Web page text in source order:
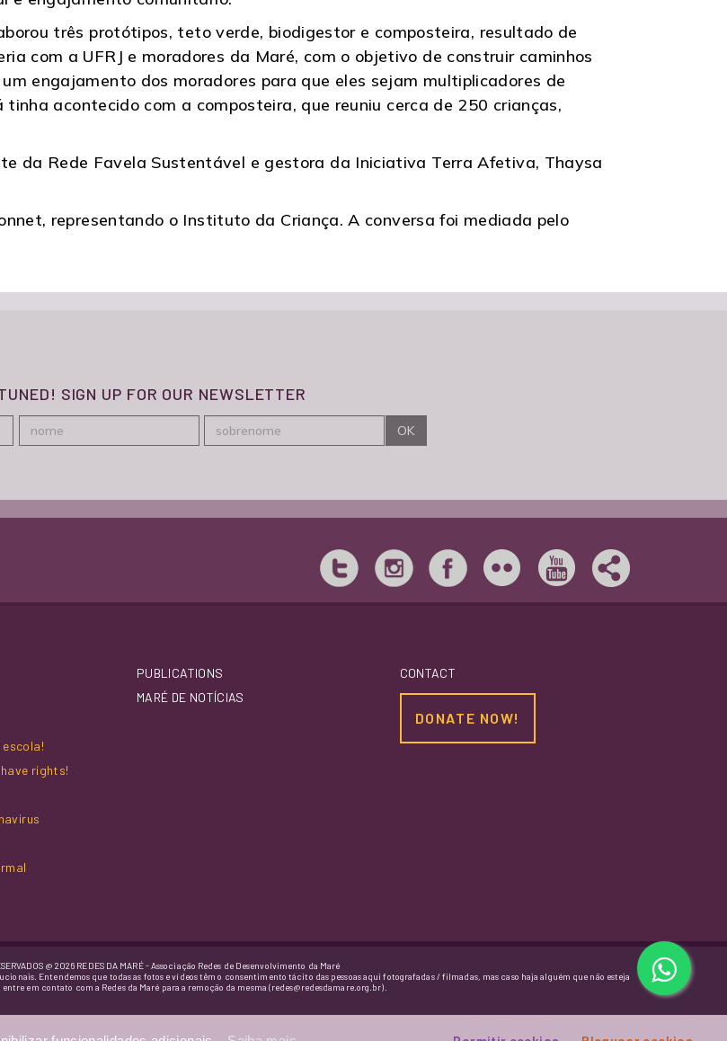
três protótipos, teto verde, biodigestor e composteira, resultado de
com a UFRJ e moradores da Maré, com o objetivo de construir caminhos
engajamento dos moradores para que eles sejam multiplicadores de
acontecido com a composteira, que reuniu cerca de 250 crianças,
da Rede Favela Sustentável e gestora da Iniciativa Terra Afetiva, Thaysa
representando o Instituto da Criança. A conversa foi mediada pelo
SIGN UP FOR OUR NEWSLETTER
escola!
rights!
PUBLICATIONS
MARÉ DE NOTÍCIAS
CONTACT
DONATE NOW!
@ 2026 REDES DA MARÉ - Associação Redes de Desenvolvimento da Maré
Entendemos que todas as fotos e vídeos têm o consentimento tácito das pessoas aqui fotografadas / filmadas, mas caso haja alguém que não esteja
em contato com a Redes da Maré para a remoção da mesma (redes@redesdamare.org.br).